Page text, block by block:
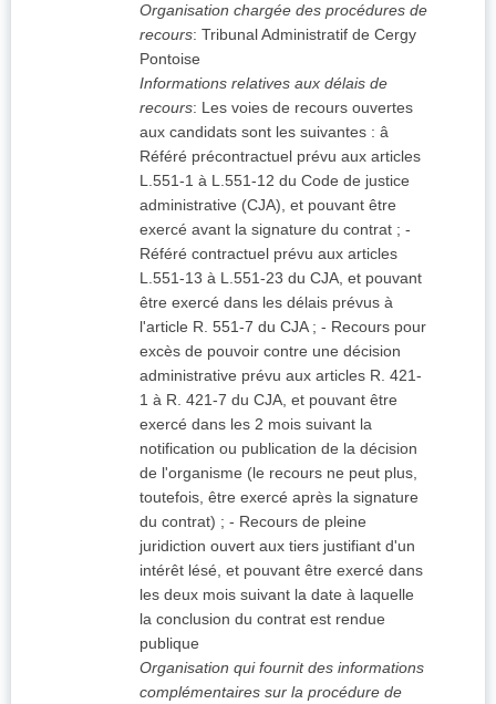
Organisation chargée des procédures de
recours: Tribunal Administratif de Cergy
Pontoise
Informations relatives aux délais de
recours: Les voies de recours ouvertes
aux candidats sont les suivantes : â
Référé précontractuel prévu aux articles
L.551-1 à L.551-12 du Code de justice
administrative (CJA), et pouvant être
exercé avant la signature du contrat ; -
Référé contractuel prévu aux articles
L.551-13 à L.551-23 du CJA, et pouvant
être exercé dans les délais prévus à
l'article R. 551-7 du CJA ; - Recours pour
excès de pouvoir contre une décision
administrative prévu aux articles R. 421-
1 à R. 421-7 du CJA, et pouvant être
exercé dans les 2 mois suivant la
notification ou publication de la décision
de l'organisme (le recours ne peut plus,
toutefois, être exercé après la signature
du contrat) ; - Recours de pleine
juridiction ouvert aux tiers justifiant d'un
intérêt lésé, et pouvant être exercé dans
les deux mois suivant la date à laquelle
la conclusion du contrat est rendue
publique
Organisation qui fournit des informations
complémentaires sur la procédure de